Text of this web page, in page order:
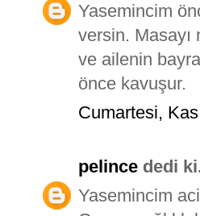
Yasemincim
versin. Masayı
ve ailenin
önce kavuşur.
Cumartesi,
pelince dedi
Yasemincim